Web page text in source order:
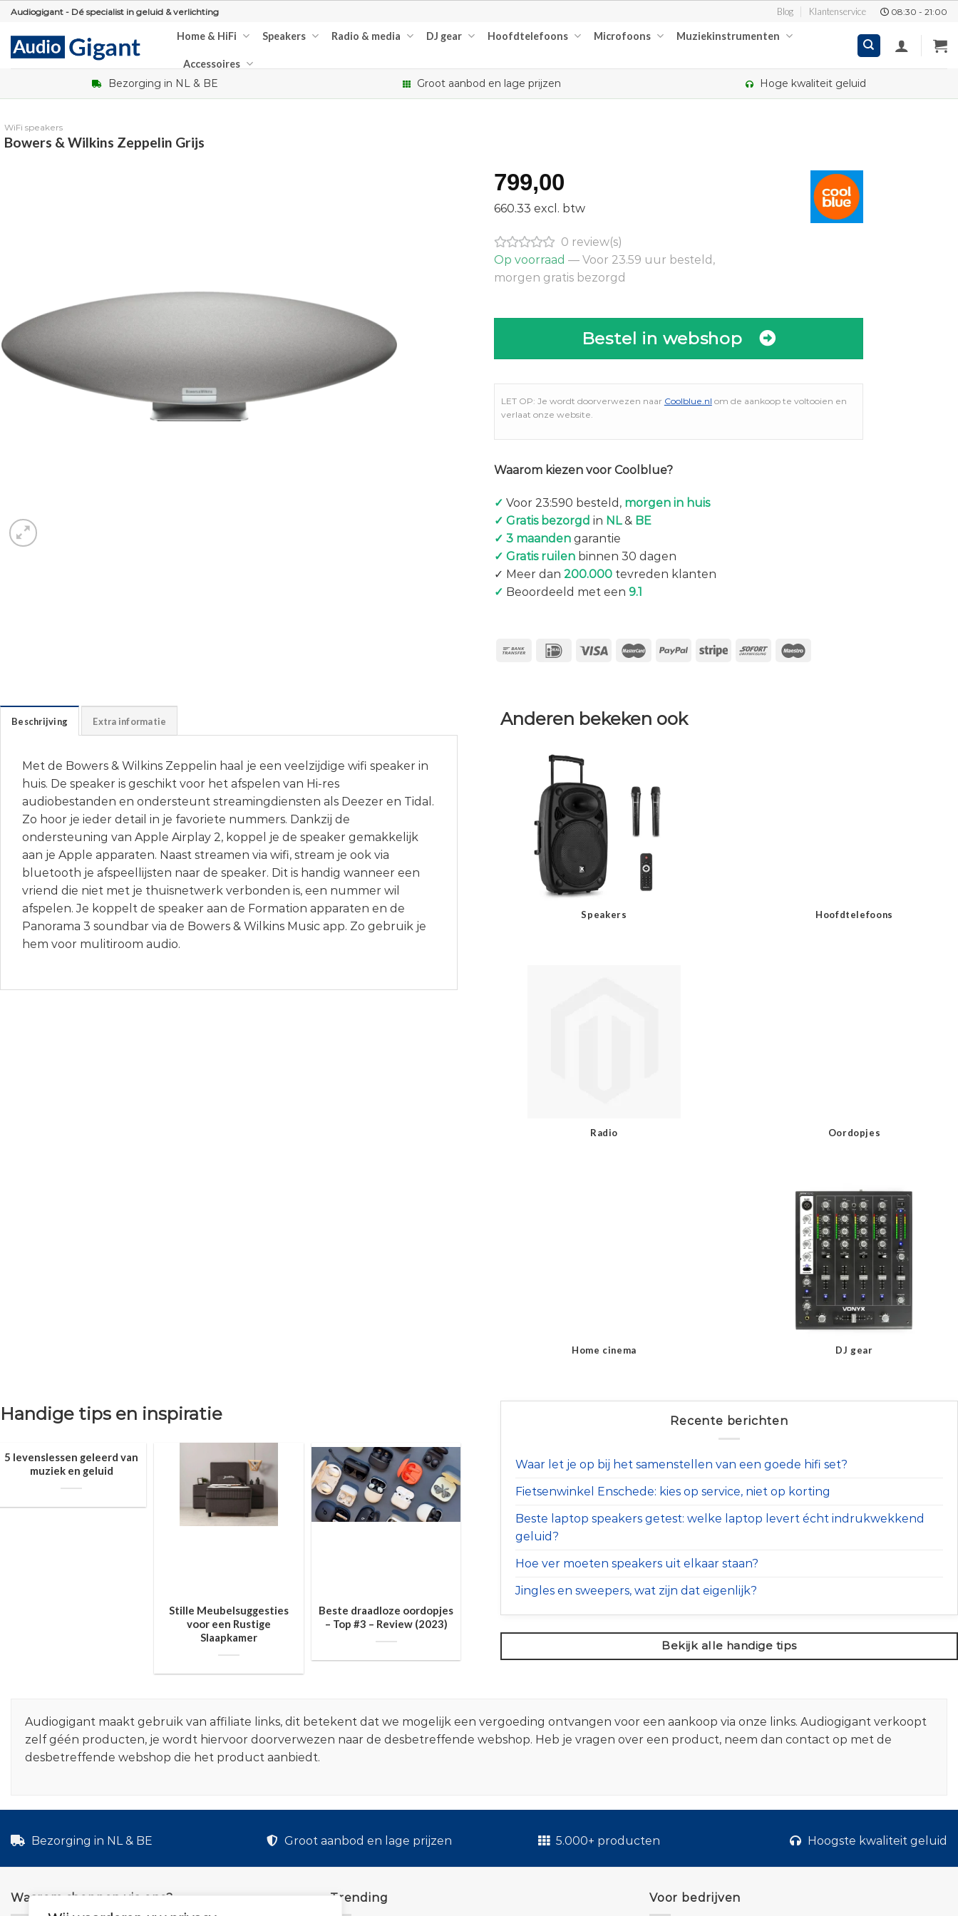
Skip
content
Audiogigant - Dé specialist in geluid & verlichting Blog Klantenservice 08:30 - 21:00
Home & HiFi Speakers Radio & media DJ gear Hoofdtelefoons Microfoons Muziekinstrumenten
Accessoires
Bezorging in NL & BE Groot aanbod en lage prijzen Hoge kwaliteit geluid
WiFi speakers
Bowers & Wilkins Zeppelin Grijs
799,00
660.33 excl. btw
0 review(s)
Op voorraad — Voor 23.59 uur besteld,
morgen gratis bezorgd
Bestel in webshop
LET OP: Je wordt doorverwezen naar Coolblue.nl om de aankoop te voltooien en
verlaat onze website.
Waarom kiezen voor Coolblue?
✓ Voor 23:590 besteld, morgen in huis
✓ Gratis bezorgd in NL& BE
✓ 3 maanden garantie
✓ Gratis ruilenbinnen 30 dagen
✓ Meer dan 200.000tevreden klanten
✓ Beoordeeld met een 9.1
Beschrijving Extra informatie
Met de Bowers & Wilkins Zeppelin haal je een veelzijdige wifi speaker in
huis. De speaker is geschikt voor het afspelen van Hi-res
audiobestanden en ondersteunt streamingdiensten als Deezer en Tidal.
Zo hoor je ieder detail in je favoriete nummers. Dankzij de
ondersteuning van Apple Airplay 2, koppel je de speaker gemakkelijk
aan je Apple apparaten. Naast streamen via wifi, stream je ook via
bluetooth je afspeellijsten naar de speaker. Dit is handig wanneer een
vriend die niet met je thuisnetwerk verbonden is, een nummer wil
afspelen. Je koppelt de speaker aan de Formation apparaten en de
Panorama 3 soundbar via de Bowers & Wilkins Music app. Zo gebruik je
hem voor mulitiroom audio.
Anderen bekeken ook
Speakers Hoofdtelefoons
Radio Oordopjes
Home cinema DJ gear
Handige tips en inspiratie
5 levenslessen geleerd van
muziek en geluid
Stille Meubelsuggesties
voor een Rustige
Slaapkamer
Beste draadloze oordopjes
– Top #3 – Review (2023)
Recente berichten
Waar let je op bij het samenstellen van een goede hifi set?
Fietsenwinkel Enschede: kies op service, niet op korting
Beste laptop speakers getest: welke laptop levert écht indrukwekkend
geluid?
Hoe ver moeten speakers uit elkaar staan?
Jingles en sweepers, wat zijn dat eigenlijk?
Bekijk alle handige tips
Audiogigant maakt gebruik van affiliate links, dit betekent dat we mogelijk een vergoeding ontvangen voor een aankoop via onze links. Audiogigant verkoopt
zelf géén producten, je wordt hiervoor doorverwezen naar de desbetreffende webshop. Heb je vragen over een product, neem dan contact op met de
desbetreffende webshop die het product aanbiedt.
Bezorging in NL & BE Groot aanbod en lage prijzen 5.000+ producten Hoogste kwaliteit geluid
Waarom shoppen via ons? Trending Voor bedrijven